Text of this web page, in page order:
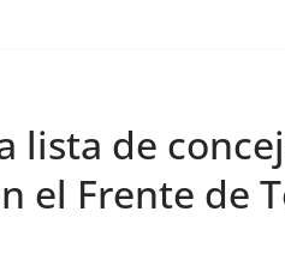
lista de
el Frente de